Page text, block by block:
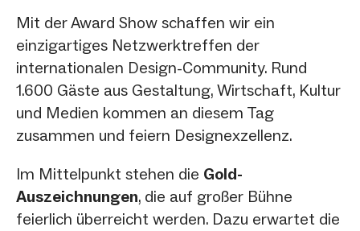
Mit der Award Show schaffen wir ein
einzigartiges Netzwerktreffen der
internationalen Design-Community. Rund
1.600 Gäste aus Gestaltung, Wirtschaft, Kultur
und Medien kommen an diesem Tag
zusammen und feiern Designexzellenz.
Im Mittelpunkt stehen die Gold-
Auszeichnungen, die auf großer Bühne
feierlich überreicht werden. Dazu erwartet die